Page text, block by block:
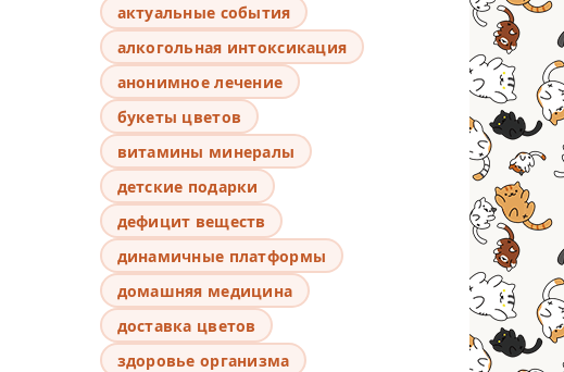
актуальные события
алкогольная интоксикация
анонимное лечение
букеты цветов
витамины минералы
детские подарки
дефицит веществ
динамичные платформы
домашняя медицина
доставка цветов
здоровье организма